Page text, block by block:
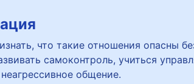
что такие отношения опасны
самоконтроль, учиться
общение.